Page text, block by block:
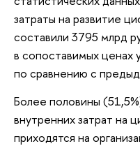
затраты на развитие
составили 3795 млрд
в сопоставимых ценах
по сравнению с
Более половины
внутренних затрат на
приходятся на